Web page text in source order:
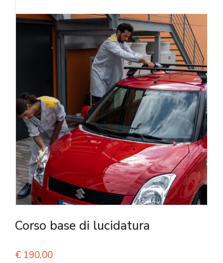
Corso base di lucidatura
€ 190,00